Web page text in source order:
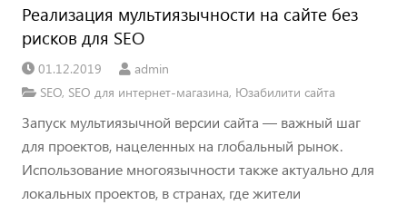
Реализация мультиязычности на сайте без
рисков для SEO
01.12.2019
admin
SEO, SEO для интернет-магазина, Юзабилити сайта
Запуск мультиязычной версии сайта — важный шаг
для проектов, нацеленных на глобальный рынок.
Использование многоязычности также актуально для
локальных проектов, в странах, где жители